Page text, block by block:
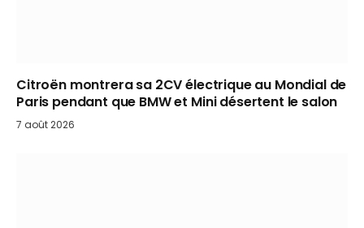
Citroën montrera sa 2CV électrique au Mondial de
Paris pendant que BMW et Mini désertent le salon
7 août 2026